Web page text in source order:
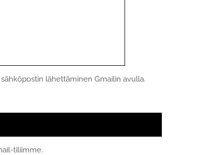
lähettäminen Gmailin avulla.
tiliimme.